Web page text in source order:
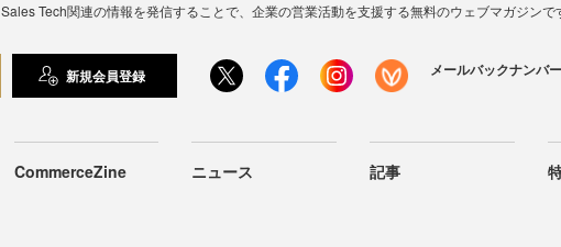
Sales Tech関連の情報を発信することで、企業の営業活動を支援する無料のウェブマガジンで
新規会員登録 メールバックナンバー
CommerceZine ニュース 記事